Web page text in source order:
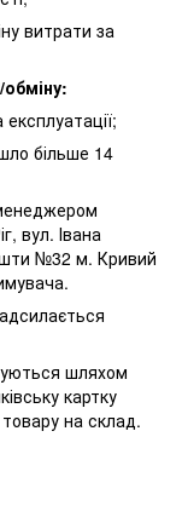
витрати за
більше 14
вул. Івана
№32 м. Кривий
шляхом
картку
на склад.